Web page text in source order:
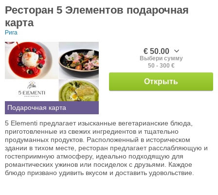
Ресторан 5 Элементов подарочная
карта
Рига
Подарочная карта
€ 50.00
Выбери сумму
50 - 300 €
Открыть
5 Elementi предлагает изысканные вегетарианские блюда,
приготовленные из свежих ингредиентов и тщательно
продуманных продуктов. Расположенный в историческом
здании в тихом месте, ресторан предлагает расслабляющую и
гостеприимную атмосферу, идеально подходящую для
романтических ужинов или посиделок с друзьями. Каждое
блюдо призвано удивить вкусом и доставить удовольствие.